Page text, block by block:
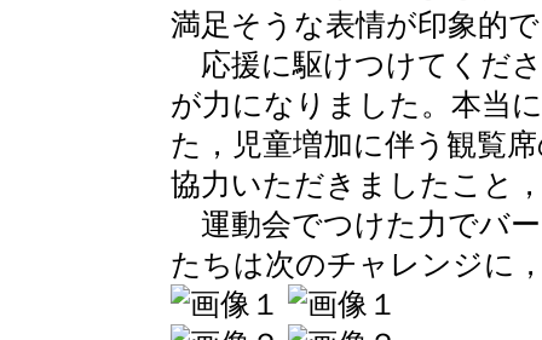
満足そうな表情が印象的
応援に駆けつけてくだ
が力になりました。本当
た，児童増加に伴う観覧
協力いただきましたこと
運動会でつけた力でバ
たちは次のチャレンジに